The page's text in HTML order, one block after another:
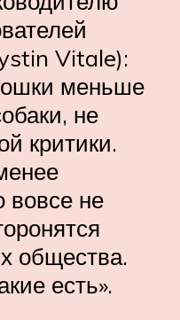
Vitale):
меньше
не
критики.
вовсе не
общества.
есть».